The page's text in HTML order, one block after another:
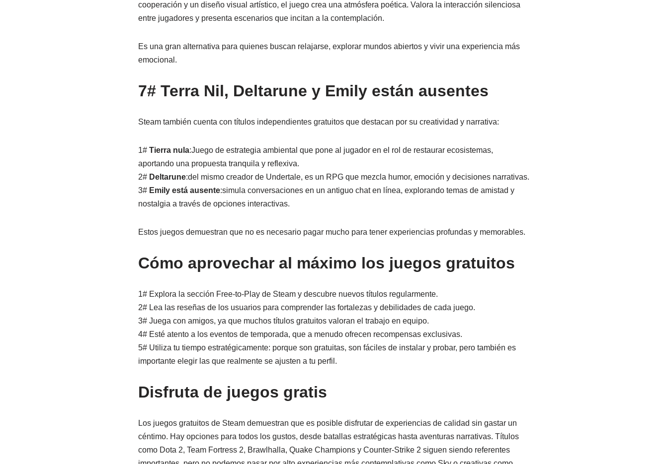
cooperación y un diseño visual artístico, el juego crea una atmósfera poética. Valora la interacción silenciosa
entre jugadores y presenta escenarios que incitan a la contemplación.
Es una gran alternativa para quienes buscan relajarse, explorar mundos abiertos y vivir una experiencia más
emocional.
7# Terra Nil, Deltarune y Emily están ausentes
Steam también cuenta con títulos independientes gratuitos que destacan por su creatividad y narrativa:
1# Tierra nula:Juego de estrategia ambiental que pone al jugador en el rol de restaurar ecosistemas,
aportando una propuesta tranquila y reflexiva.
2# Deltarune:del mismo creador de Undertale, es un RPG que mezcla humor, emoción y decisiones narrativas.
3# Emily está ausente:simula conversaciones en un antiguo chat en línea, explorando temas de amistad y
nostalgia a través de opciones interactivas.
Estos juegos demuestran que no es necesario pagar mucho para tener experiencias profundas y memorables.
Cómo aprovechar al máximo los juegos gratuitos
1# Explora la sección Free-to-Play de Steam y descubre nuevos títulos regularmente.
2# Lea las reseñas de los usuarios para comprender las fortalezas y debilidades de cada juego.
3# Juega con amigos, ya que muchos títulos gratuitos valoran el trabajo en equipo.
4# Esté atento a los eventos de temporada, que a menudo ofrecen recompensas exclusivas.
5# Utiliza tu tiempo estratégicamente: porque son gratuitas, son fáciles de instalar y probar, pero también es
importante elegir las que realmente se ajusten a tu perfil.
Disfruta de juegos gratis
Los juegos gratuitos de Steam demuestran que es posible disfrutar de experiencias de calidad sin gastar un
céntimo. Hay opciones para todos los gustos, desde batallas estratégicas hasta aventuras narrativas. Títulos
como Dota 2, Team Fortress 2, Brawlhalla, Quake Champions y Counter-Strike 2 siguen siendo referentes